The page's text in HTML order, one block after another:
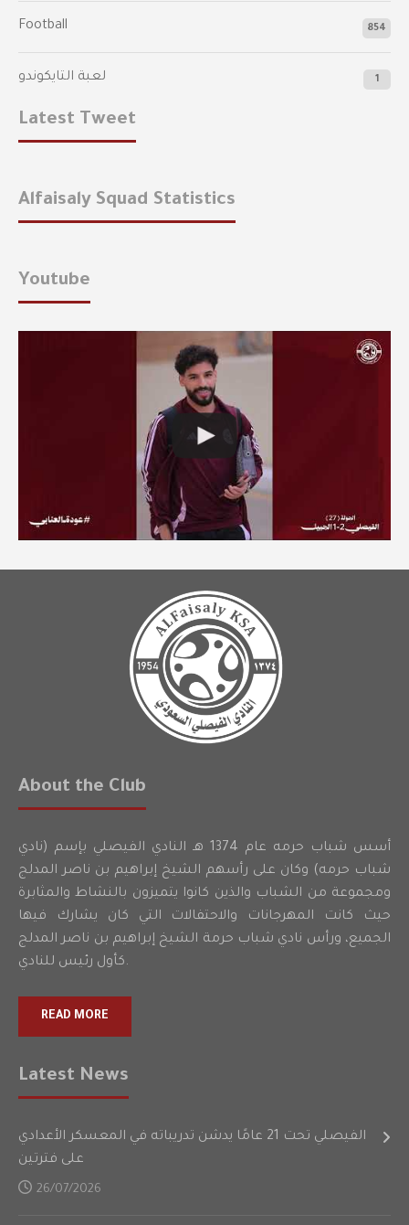
Football 854
لعبة التايكوندو 1
Latest Tweet
Alfaisaly Squad Statistics
Youtube
About the Club
أسس شباب حرمه عام 1374 هـ النادي الفيصلي بإسم (نادي
شباب حرمه) وكان على رأسهم الشيخ إبراهيم بن ناصر المدلج
ومجموعة من الشباب والذين كانوا يتميزون بالنشاط والمثابرة
حيث كانت المهرجانات والاحتفالات التي كان يشارك فيها
الجميع، ورأس نادي شباب حرمة الشيخ إبراهيم بن ناصر المدلج
كأول رئيس للنادي.
READ MORE
Latest News
الفيصلي تحت 21 عامًا يدشن تدريباته في المعسكر الأعدادي
على فترتين
26/07/2026